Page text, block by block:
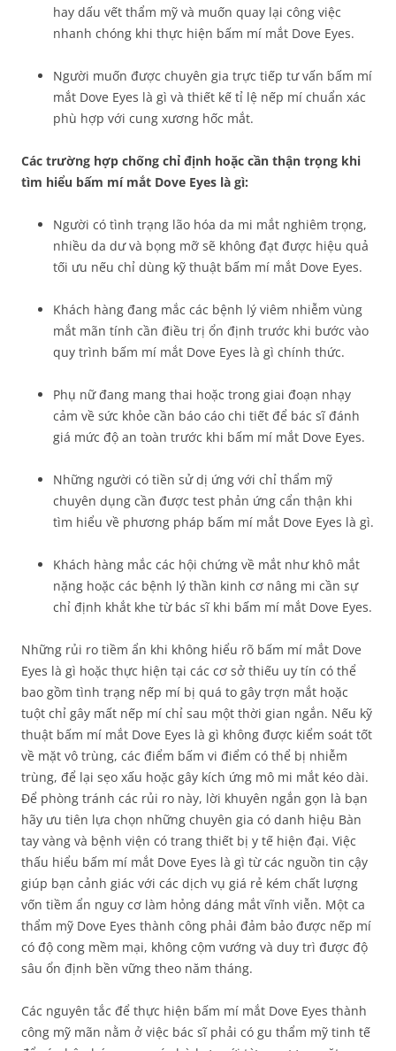
hay dấu vết thẩm mỹ và muốn quay lại công việc
nhanh chóng khi thực hiện bấm mí mắt Dove Eyes.
Người muốn được chuyên gia trực tiếp tư vấn bấm mí
mắt Dove Eyes là gì và thiết kế tỉ lệ nếp mí chuẩn xác
phù hợp với cung xương hốc mắt.
Các trường hợp chống chỉ định hoặc cần thận trọng khi
tìm hiểu bấm mí mắt Dove Eyes là gì:
Người có tình trạng lão hóa da mi mắt nghiêm trọng,
nhiều da dư và bọng mỡ sẽ không đạt được hiệu quả
tối ưu nếu chỉ dùng kỹ thuật bấm mí mắt Dove Eyes.
Khách hàng đang mắc các bệnh lý viêm nhiễm vùng
mắt mãn tính cần điều trị ổn định trước khi bước vào
quy trình bấm mí mắt Dove Eyes là gì chính thức.
Phụ nữ đang mang thai hoặc trong giai đoạn nhạy
cảm về sức khỏe cần báo cáo chi tiết để bác sĩ đánh
giá mức độ an toàn trước khi bấm mí mắt Dove Eyes.
Những người có tiền sử dị ứng với chỉ thẩm mỹ
chuyên dụng cần được test phản ứng cẩn thận khi
tìm hiểu về phương pháp bấm mí mắt Dove Eyes là gì.
Khách hàng mắc các hội chứng về mắt như khô mắt
nặng hoặc các bệnh lý thần kinh cơ nâng mi cần sự
chỉ định khắt khe từ bác sĩ khi bấm mí mắt Dove Eyes.
Những rủi ro tiềm ẩn khi không hiểu rõ bấm mí mắt Dove
Eyes là gì hoặc thực hiện tại các cơ sở thiếu uy tín có thể
bao gồm tình trạng nếp mí bị quá to gây trợn mắt hoặc
tuột chỉ gây mất nếp mí chỉ sau một thời gian ngắn. Nếu kỹ
thuật bấm mí mắt Dove Eyes là gì không được kiểm soát tốt
về mặt vô trùng, các điểm bấm vi điểm có thể bị nhiễm
trùng, để lại sẹo xấu hoặc gây kích ứng mô mi mắt kéo dài.
Để phòng tránh các rủi ro này, lời khuyên ngắn gọn là bạn
hãy ưu tiên lựa chọn những chuyên gia có danh hiệu Bàn
tay vàng và bệnh viện có trang thiết bị y tế hiện đại. Việc
thấu hiểu bấm mí mắt Dove Eyes là gì từ các nguồn tin cậy
giúp bạn cảnh giác với các dịch vụ giá rẻ kém chất lượng
vốn tiềm ẩn nguy cơ làm hỏng dáng mắt vĩnh viễn. Một ca
thẩm mỹ Dove Eyes thành công phải đảm bảo được nếp mí
có độ cong mềm mại, không cộm vướng và duy trì được độ
sâu ổn định bền vững theo năm tháng.
Các nguyên tắc để thực hiện bấm mí mắt Dove Eyes thành
công mỹ mãn nằm ở việc bác sĩ phải có gu thẩm mỹ tinh tế